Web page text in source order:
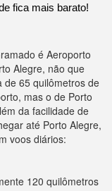
fica mais barato!
é Aeroporto
Alegre, não que
de 65 quilômetros de
mas o de Porto
da facilidade de
até Porto Alegre,
voos diários:
120 quilômetros